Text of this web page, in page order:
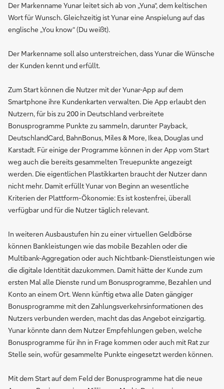
Der Markenname Yunar leitet sich ab von „Yuna“, dem keltischen
Wort für Wunsch. Gleichzeitig ist Yunar eine Anspielung auf das
englische „You know“ (Du weißt).
Der Markenname soll also unterstreichen, dass Yunar die Wünsche
der Kunden kennt und erfüllt.
Zum Start können die Nutzer mit der Yunar-App auf dem
Smartphone ihre Kundenkarten verwalten. Die App erlaubt den
Nutzern, für bis zu 200 in Deutschland verbreitete
Bonusprogramme Punkte zu sammeln, darunter Payback,
DeutschlandCard, BahnBonus, Miles & More, Ikea, Douglas und
Karstadt. Für einige der Programme können in der App vom Start
weg auch die bereits gesammelten Treuepunkte angezeigt
werden. Die eigentlichen Plastikkarten braucht der Nutzer dann
nicht mehr. Damit erfüllt Yunar von Beginn an wesentliche
Kriterien der Plattform-Ökonomie: Es ist kostenfrei, überall
verfügbar und für die Nutzer täglich relevant.
In weiteren Ausbaustufen hin zu einer virtuellen Geldbörse
können Bankleistungen wie das mobile Bezahlen oder die
Multibank-Aggregation oder auch Nichtbank-Dienstleistungen wie
die digitale Identität dazukommen. Damit hätte der Kunde zum
ersten Mal alle Dienste rund um Bonusprogramme, Bezahlen und
Konto an einem Ort. Wenn künftig etwa alle Daten gängiger
Bonusprogramme mit den Zahlungsverkehrsinformationen des
Nutzers verbunden werden, macht das das Angebot einzigartig.
Yunar könnte dann dem Nutzer Empfehlungen geben, welche
Bonusprogramme für ihn in Frage kommen oder auch mit Rat zur
Stelle sein, wofür gesammelte Punkte eingesetzt werden können.
Mit dem Start auf dem Feld der Bonusprogramme hat die neue